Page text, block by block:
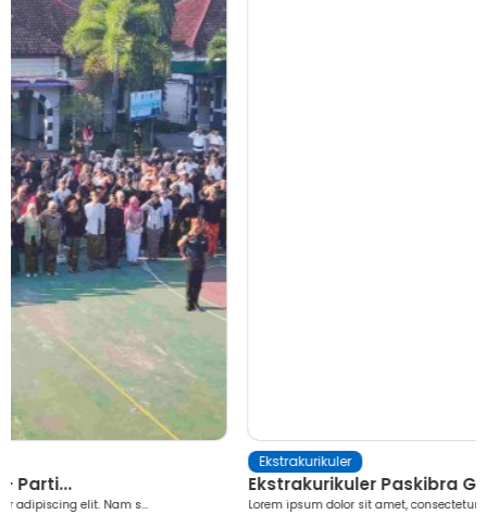
Ekstrakurikuler Paskibra Gelar L...
Lorem ipsum dolor sit amet, consectetur adipiscing elit. Nam s...